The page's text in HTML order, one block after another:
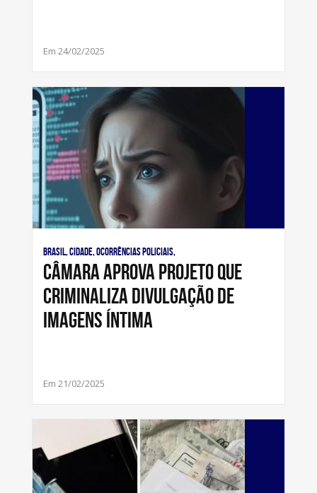
Em 24/02/2025
Brasil, Cidade, Ocorrências Policiais,
Câmara aprova projeto que
criminaliza divulgação de
imagens íntima
Em 21/02/2025